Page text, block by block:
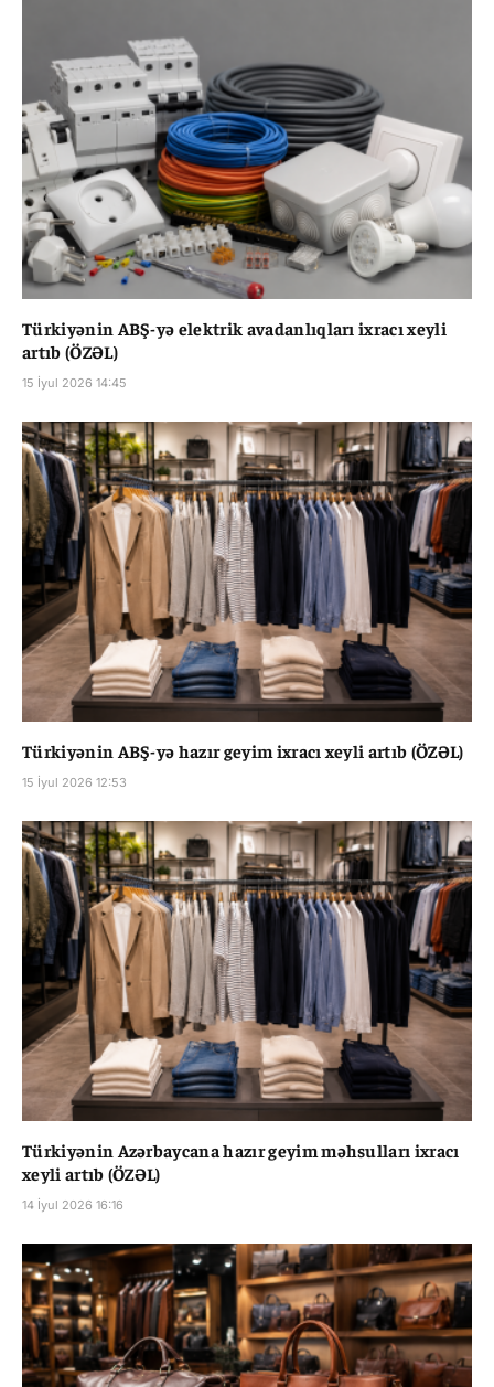
Türkiyənin ABŞ-yə elektrik avadanlıqları ixracı xeyli
artıb (ÖZƏL)
15 İyul 2026 14:45
Türkiyənin ABŞ-yə hazır geyim ixracı xeyli artıb (ÖZƏL)
15 İyul 2026 12:53
Türkiyənin Azərbaycana hazır geyim məhsulları ixracı
xeyli artıb (ÖZƏL)
14 İyul 2026 16:16